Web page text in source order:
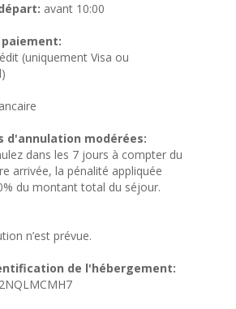
avant 10:00
(uniquement Visa ou
d'annulation modérées:
dans les 7 jours à compter du
arrivée, la pénalité appliquée
du montant total du séjour.
n’est prévue.
de l'hébergement: